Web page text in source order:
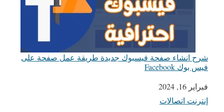
شرح انشاء صفحة فيسبوك جديدة طريقة عمل صفحة على
فيس بوك Facebook
التاريخ
فبراير 16, 2024
في ما يتعلق بما يأتي
إنترنت اتصالات